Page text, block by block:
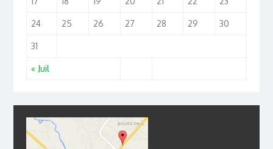
« Juil
24 25 26 27 28 29 30
31